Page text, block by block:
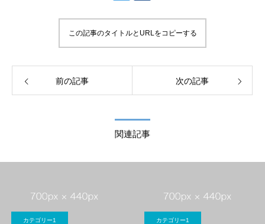
この記事のタイトルとURLをコピーする
前の記事 次の記事
関連記事
カテゴリー1 カテゴリー1